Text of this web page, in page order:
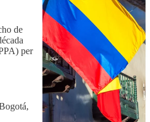
de
per